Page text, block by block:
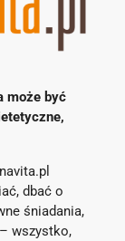
może być
dbać o
śniadania,
wszystko,